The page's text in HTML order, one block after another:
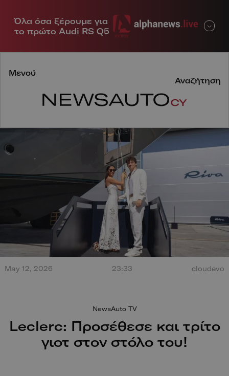
Όλα όσα ξέρουμε για
το πρώτο Audi RS Q5
Μενού
Αναζήτηση
Μενού
Τεράστια έκρηξη από
περπατώντας!
May 12, 2026 23:33 cloudevo
Leclerc: Προσέθεσε και τρίτο
γιοτ στον στόλο του!
NewsAuto TV